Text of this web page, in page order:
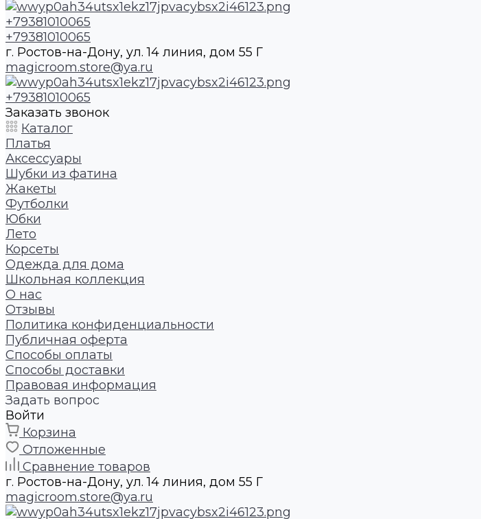
+79381010065
+79381010065
г. Ростов-на-Дону, ул. 14 линия, дом 55 Г
magicroom.store@ya.ru
+79381010065
Заказать звонок
Каталог
Платья
Аксессуары
Шубки из фатина
Жакеты
Футболки
Юбки
Лето
Корсеты
Одежда для дома
Школьная коллекция
О нас
Отзывы
Политика конфиденциальности
Публичная оферта
Способы оплаты
Способы доставки
Правовая информация
Задать вопрос
Войти
Корзина
Отложенные
Сравнение товаров
г. Ростов-на-Дону, ул. 14 линия, дом 55 Г
magicroom.store@ya.ru